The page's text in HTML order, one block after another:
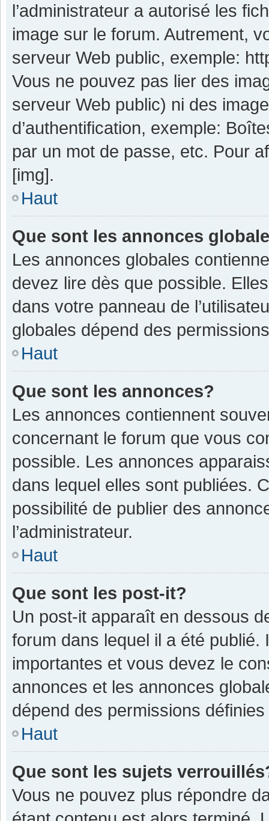
l’administrateur a autorisé les
image sur le forum. Autrement,
serveur Web public, exemple:
Vous ne pouvez pas lier des
serveur Web public) ni des
d’authentification, exemple:
par un mot de passe, etc. Pour
[img].
Haut
Que sont les annonces
Les annonces globales
devez lire dès que possible.
dans votre panneau de
globales dépend des
Haut
Que sont les annonces?
Les annonces contiennent
concernant le forum que vous
possible. Les annonces
dans lequel elles sont publiées.
possibilité de publier des
l’administrateur.
Haut
Que sont les post-it?
Un post-it apparaît en dessous
forum dans lequel il a été
importantes et vous devez le
annonces et les annonces
dépend des permissions définies
Haut
Que sont les sujets
Vous ne pouvez plus répondre